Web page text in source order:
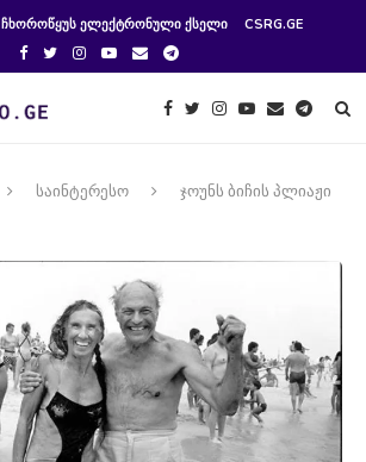
ᲩᲮᲝᲠᲝᲬᲧᲣᲡ ᲔᲚᲔᲥᲢᲠᲝᲜᲣᲚᲘ ᲥᲡᲔᲚᲘ CSRG.GE
საინტერესო
ჯოუნს ბიჩის პლიაჟი